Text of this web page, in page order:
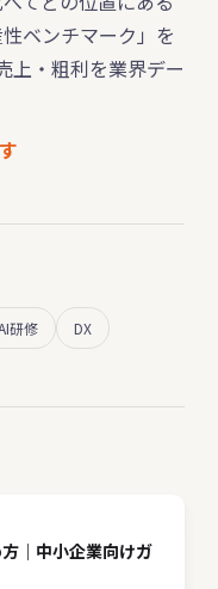
ベンチマーク」を
上・粗利を業界デー
研修 DX
｜中小企業向けガ